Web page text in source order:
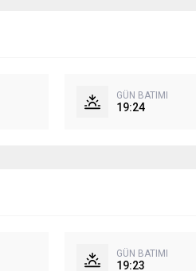
GÜN BATIMI
19:24
GÜN BATIMI
19:23